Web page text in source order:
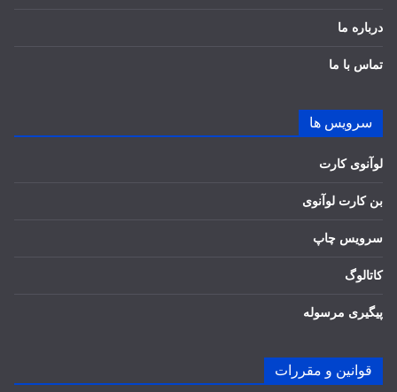
درباره ما
تماس با ما
سرویس ها
لوآنوی کارت
بن کارت لوآنوی
سرویس چاپ
کاتالوگ
پیگیری مرسوله
قوانین و مقررات